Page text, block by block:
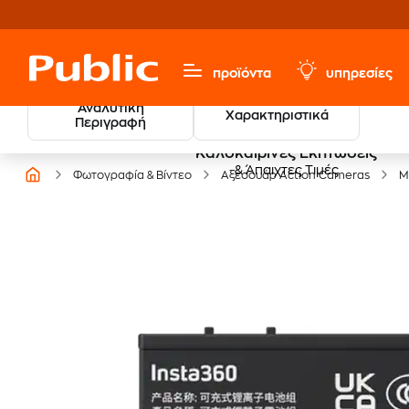
προϊόντα υπηρεσίες
Αναλυτική
Περιγραφή
Χαρακτηριστικά
Καλοκαιρινές Εκπτώσεις
& Άπαιχτες Τιμές
Φωτογραφία & Βίντεο Αξεσουάρ Action Cameras